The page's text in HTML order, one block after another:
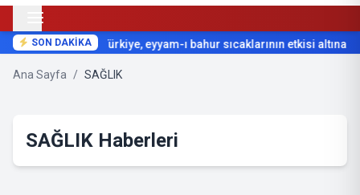
SON DAKİKATürkiye, eyyam-ı bahur sıcaklarının etkisi altına
Ana Sayfa / SAĞLIK
SAĞLIK Haberleri